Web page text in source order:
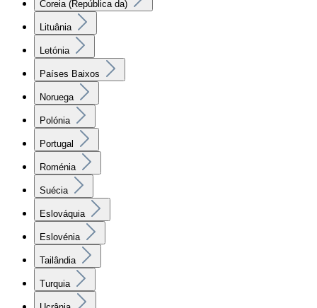
Coreia (República da)
Lituânia
Letónia
Países Baixos
Noruega
Polónia
Portugal
Roménia
Suécia
Eslováquia
Eslovénia
Tailândia
Turquia